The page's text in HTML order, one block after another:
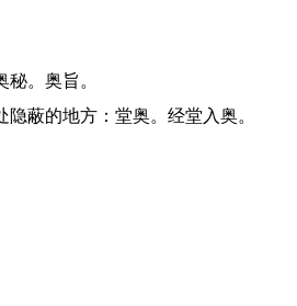
秘。奥旨。
隐蔽的地方：堂奥。经堂入奥。